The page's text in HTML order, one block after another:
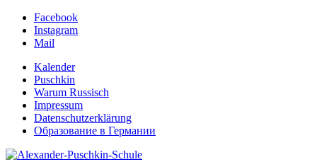
Facebook
Instagram
Mail
Kalender
Puschkin
Warum Russisch
Impressum
Datenschutzerklärung
Образование в Германии